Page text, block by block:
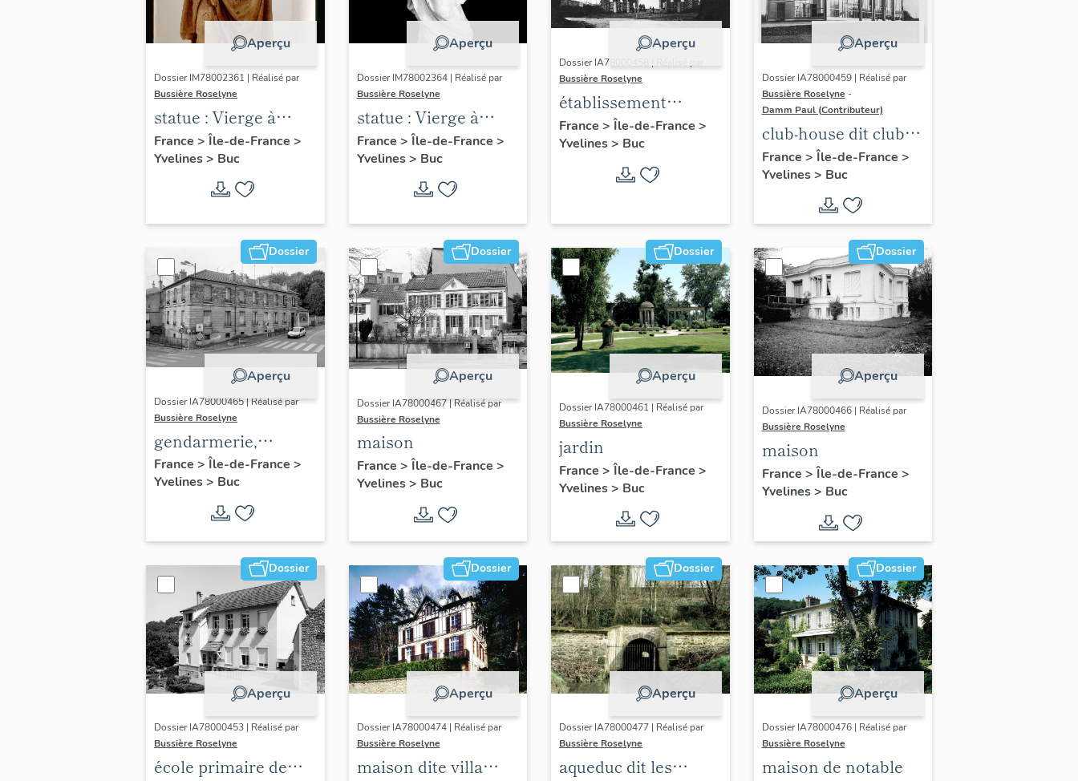
Aperçu
Dossier IM78002361 | Réalisé par
Bussière Roselyne
statue : Vierge à
l'Enfant (n°2)
France > Île-de-France >
Yvelines> Buc
Aperçu
Dossier IM78002364 | Réalisé par
Bussière Roselyne
statue : Vierge à
l'Enfant (n°1)
France > Île-de-France >
Yvelines> Buc
Aperçu
Dossier IA78000458 | Réalisé par
Bussière Roselyne
établissement
aéronautique dit
aéroparc Louis-
France > Île-de-France >
Yvelines> Buc
Aperçu
Dossier IA78000459 | Réalisé par
Bussière Roselyne -
Damm Paul (Contributeur)
club-house dit club
Roland Garros
France > Île-de-France >
Yvelines> Buc
Dossier
Aperçu
Dossier IA78000465 | Réalisé par
Bussière Roselyne
gendarmerie,
actuellement
immeuble
France > Île-de-France >
Yvelines> Buc
Dossier
Aperçu
Dossier IA78000467 | Réalisé par
Bussière Roselyne
maison
France > Île-de-France >
Yvelines> Buc
Dossier
Aperçu
Dossier IA78000461 | Réalisé par
Bussière Roselyne
jardin
France > Île-de-France >
Yvelines> Buc
Dossier
Aperçu
Dossier IA78000466 | Réalisé par
Bussière Roselyne
maison
France > Île-de-France >
Yvelines> Buc
Dossier
Aperçu
Dossier IA78000453 | Réalisé par
Bussière Roselyne
école primaire de
Dossier
Aperçu
Dossier IA78000474 | Réalisé par
Bussière Roselyne
maison dite villa
Dossier
Aperçu
Dossier IA78000477 | Réalisé par
Bussière Roselyne
aqueduc dit les
Dossier
Aperçu
Dossier IA78000476 | Réalisé par
Bussière Roselyne
maison de notable